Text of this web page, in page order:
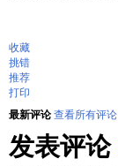
收藏
挑错
推荐
打印
最新评论 查看所有评论
发表评论